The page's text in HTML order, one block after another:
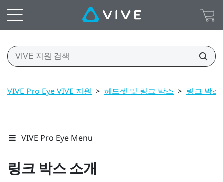
VIVE Pro Eye VIVE 지원 > 헤드셋 및 링크 박스 > 링크 박스
VIVE Pro Eye Menu
링크 박스 소개